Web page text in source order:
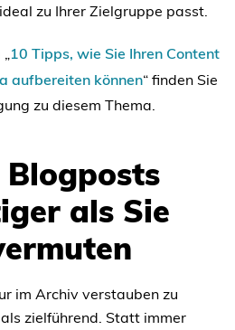
zu Ihrer Zielgruppe passt.
10 Tipps, wie Sie Ihren Content
aufbereiten können“ finden Sie
zu diesem Thema.
als Sie
im Archiv verstauben zu
zielführend. Statt immer